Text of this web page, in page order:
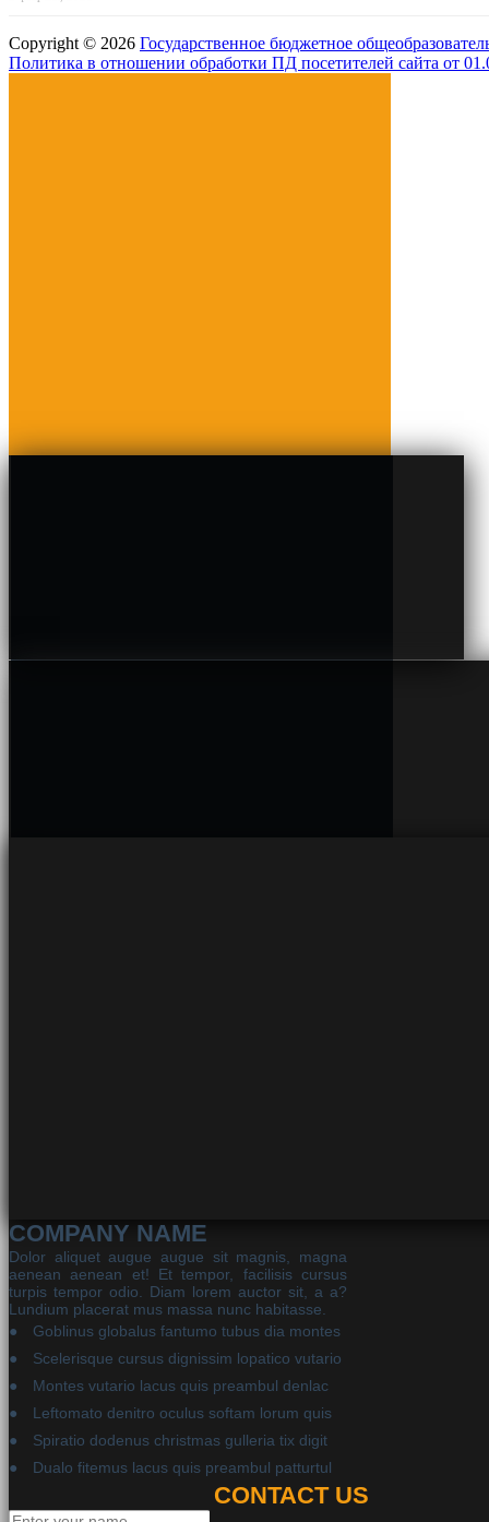
Copyright © 2026 Государственное бюджетное
Политика в отношении обработки ПД посетителей сайта от
COMPANY NAME
Dolor aliquet augue augue sit magnis, magna
aenean aenean et! Et tempor, facilisis cursus
turpis tempor odio. Diam lorem auctor sit, a a?
Lundium placerat mus massa nunc habitasse.
Goblinus globalus fantumo tubus dia montes
Scelerisque cursus dignissim lopatico vutario
Montes vutario lacus quis preambul denlac
Leftomato denitro oculus softam lorum quis
Spiratio dodenus christmas gulleria tix digit
Dualo fitemus lacus quis preambul patturtul
CONTACT US